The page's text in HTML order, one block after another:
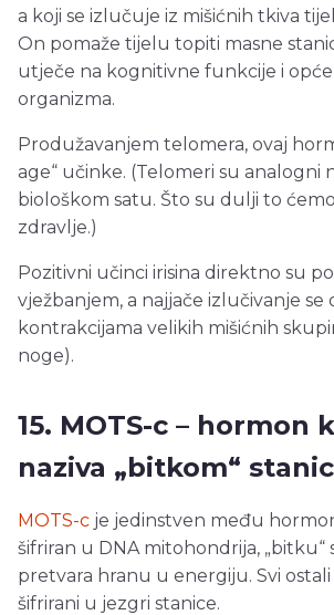
a koji se izlučuje iz mišićnih tkiva
On pomaže tijelu topiti masne
utječe na kognitivne funkcije i
organizma.
Produžavanjem telomera, ovaj
age“ učinke. (Telomeri su analogni
biološkom satu. Što su dulji to
zdravlje.)
Pozitivni učinci irisina direktno su
vježbanjem, a najjače izlučivanje se
kontrakcijama velikih mišićnih
noge).
15. MOTS-c – hormon
naziva „bitkom“
MOTS-c je jedinstven među
šifriran u DNA mitohondrija, „bitku“
pretvara hranu u energiju. Svi
šifrirani u jezgri stanice.